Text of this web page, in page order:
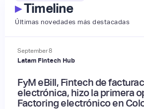
▸Timeline
Últimas novedades más destacadas
September8
Latam Fintech Hub
FyM eBill, Fintech de
electrónica, hizo la primera
Factoring electrónico en